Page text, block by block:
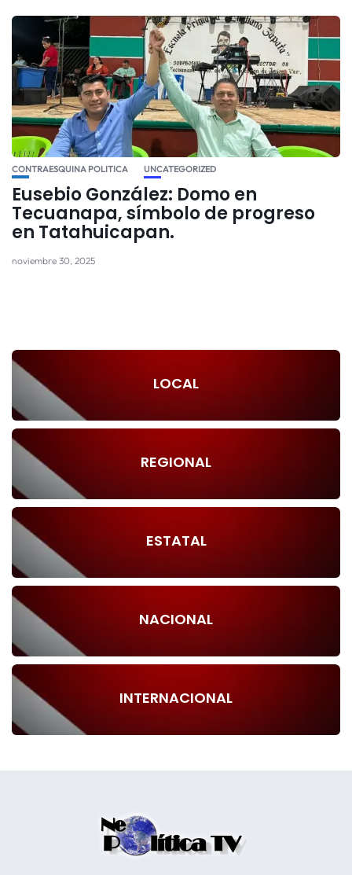
CONTRAESQUINA POLITICA UNCATEGORIZED
Eusebio González: Domo en
Tecuanapa, símbolo de progreso
en Tatahuicapan.
noviembre 30, 2025
LOCAL
REGIONAL
ESTATAL
NACIONAL
INTERNACIONAL